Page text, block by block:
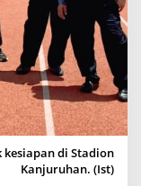
di Stadion
Kanjuruhan. (Ist)